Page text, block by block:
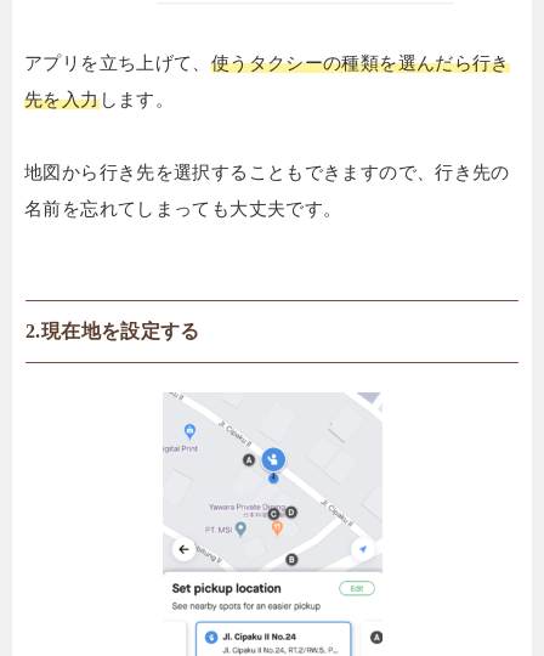
アプリを立ち上げて、 使うタクシーの種類を選んだら行き
先を入力します。
地図から行き先を選択することもできますので、行き先の
名前を忘れてしまっても大丈夫です。
2.現在地を設定する